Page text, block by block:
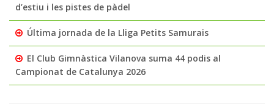
d’estiu i les pistes de pàdel
Última jornada de la Lliga Petits Samurais
El Club Gimnàstica Vilanova suma 44 podis al
Campionat de Catalunya 2026